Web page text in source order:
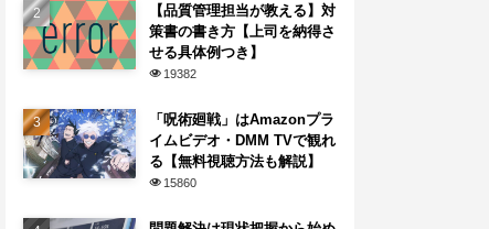
【品質管理担当が教える】対
策書の書き方【上司を納得さ
せる具体例つき】
19382
「呪術廻戦」はAmazonプラ
イムビデオ・DMM TVで観れ
る【無料視聴方法も解説】
15860